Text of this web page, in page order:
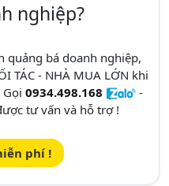
nghiệp?
quảng bá doanh nghiệp,
TÁC - NHÀ MUA LỚN khi
0934.498.168
-
tư vấn và hỗ trợ !
phí !